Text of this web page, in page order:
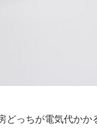
どっちが電気代かか